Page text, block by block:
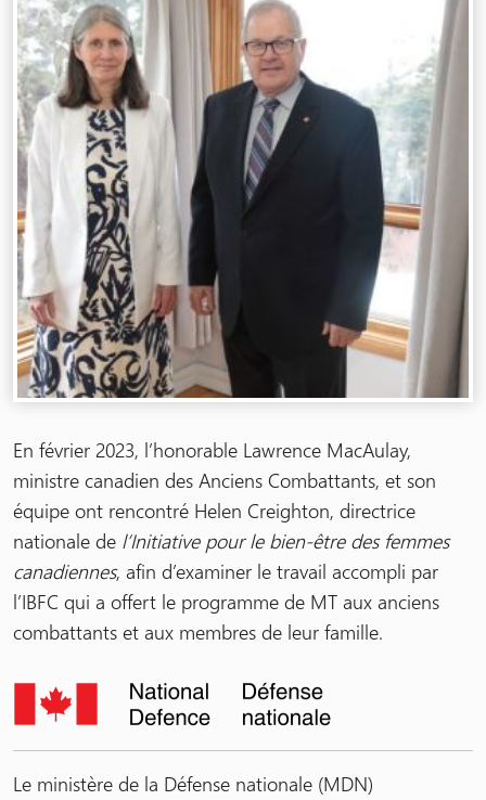
En février 2023, l’honorable Lawrence MacAulay,
ministre canadien des Anciens Combattants, et son
équipe ont rencontré Helen Creighton, directrice
nationale de l’Initiative pour le bien-être des femmes
canadiennes, afin d’examiner le travail accompli par
l’IBFC qui a offert le programme de MT aux anciens
combattants et aux membres de leur famille.
Le ministère de la Défense nationale (MDN)